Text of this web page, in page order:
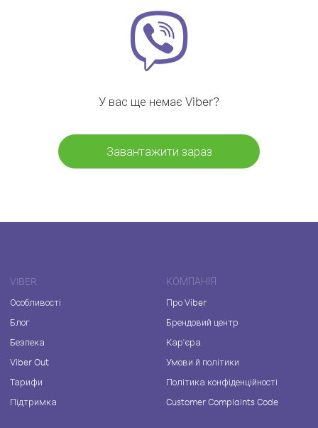
У вас ще немає Viber?
Завантажити зараз
VIBER
Особливості
Блог
Безпека
Viber Out
Тарифи
Підтримка
КОМПАНІЯ
Про Viber
Брендовий центр
Кар'єра
Умови й політики
Політика конфіденційності
Customer Complaints Code